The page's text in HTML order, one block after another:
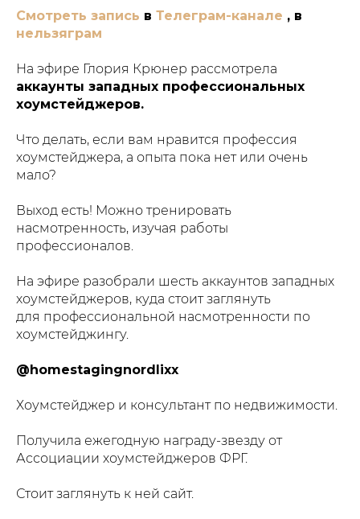
Смотреть запись в Телеграм-канале , в
нельзяграм
На эфире Глория Крюнер рассмотрела
аккаунты западных профессиональных
хоумстейджеров.
Что делать, если вам нравится профессия
хоумстейджера, а опыта пока нет или очень
мало?
Выход есть! Можно тренировать
насмотренность, изучая работы
профессионалов.
На эфире разобрали шесть аккаунтов западных
хоумстейджеров, куда стоит заглянуть
для профессиональной насмотренности по
хоумстейджингу.
@homestagingnordlixx
Хоумстейджер и консультант по недвижимости.
Получила ежегодную награду-звезду от
Ассоциации хоумстейджеров ФРГ.
Стоит заглянуть к ней сайт.